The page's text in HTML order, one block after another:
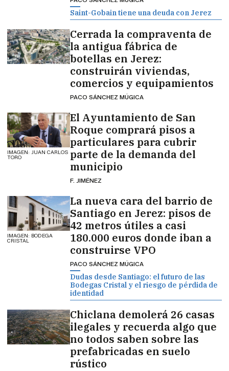
Saint-Gobain tiene una deuda con Jerez
Cerrada la compraventa de
la antigua fábrica de
botellas en Jerez:
construirán viviendas,
comercios y equipamientos
PACO SÁNCHEZ MÚGICA
IMAGEN: JUAN CARLOS
TORO
El Ayuntamiento de San
Roque comprará pisos a
particulares para cubrir
parte de la demanda del
municipio
F. JIMÉNEZ
IMAGEN: BODEGA
CRISTAL
La nueva cara del barrio de
Santiago en Jerez: pisos de
42 metros útiles a casi
180.000 euros donde iban a
construirse VPO
PACO SÁNCHEZ MÚGICA
Dudas desde Santiago: el futuro de las
Bodegas Cristal y el riesgo de pérdida de
identidad
Chiclana demolerá 26 casas
ilegales y recuerda algo que
no todos saben sobre las
prefabricadas en suelo
rústico